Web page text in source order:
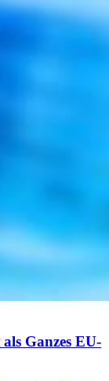
Ganzes EU-